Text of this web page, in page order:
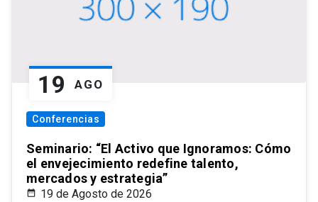
19 AGO
Conferencias
Seminario: “El Activo que Ignoramos: Cómo
el envejecimiento redefine talento,
mercados y estrategia”
19 de Agosto de 2026